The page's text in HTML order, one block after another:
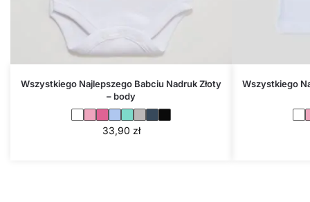
Wszystkiego Najlepszego Babciu Nadruk Złoty
– body
33,90 zł
Wszystkiego